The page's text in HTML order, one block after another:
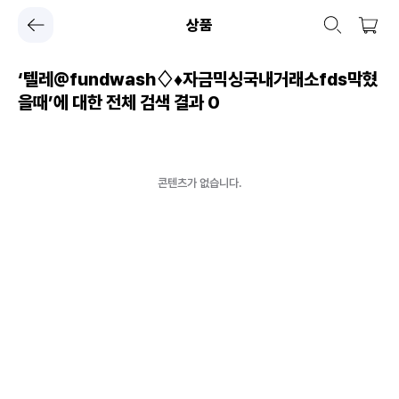
상품
‘텔레@fundwash♢♦자금믹싱국내거래소fds막혔
을때’에 대한 전체 검색 결과0
콘텐츠가 없습니다.